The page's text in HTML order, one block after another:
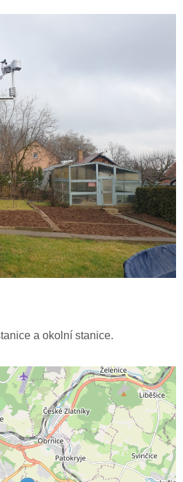
a okolní stanice.